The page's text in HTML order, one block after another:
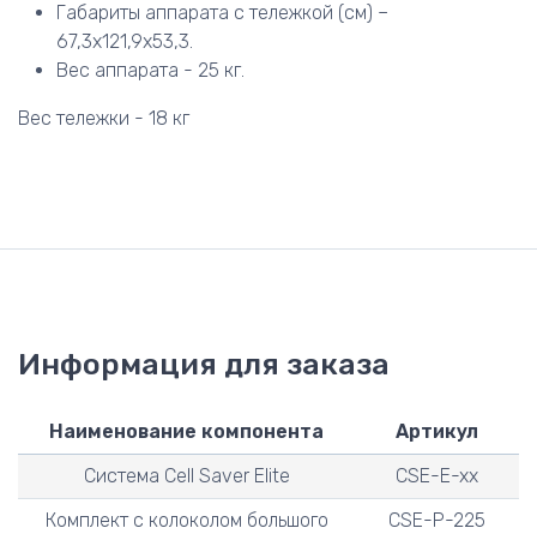
Габариты аппарата с тележкой (см) –
67,3х121,9х53,3.
Вес аппарата - 25 кг.
Вес тележки - 18 кг
Информация для заказа
Наименование компонента
Артикул
Система Cell Saver Elite
CSE-E-xx
Комплект с колоколом большого
CSE-P-225